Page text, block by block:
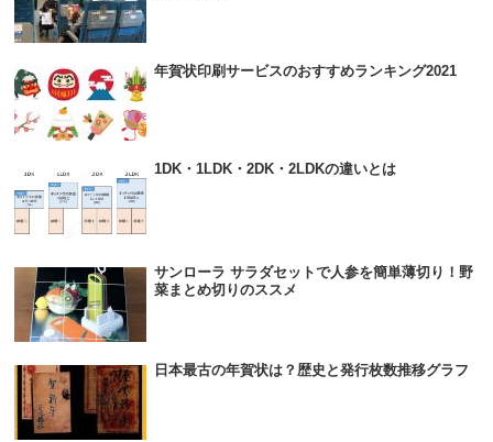
年賀状印刷サービスのおすすめランキング2021
1DK・1LDK・2DK・2LDKの違いとは
サンローラ サラダセットで人参を簡単薄切り！野
菜まとめ切りのススメ
日本最古の年賀状は？歴史と発行枚数推移グラフ